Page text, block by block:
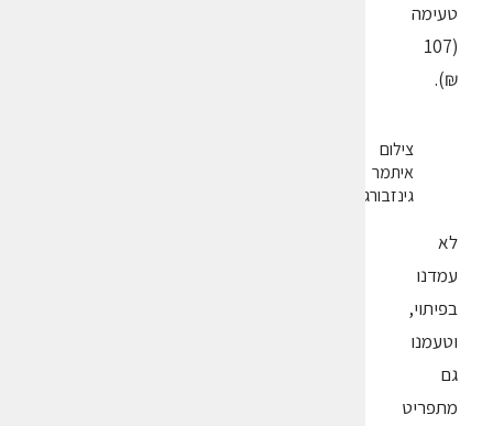
טעימה
(107
₪).
צילום
איתמר
גינזבורג
לא
עמדנו
בפיתוי,
וטעמנו
גם
מתפריט